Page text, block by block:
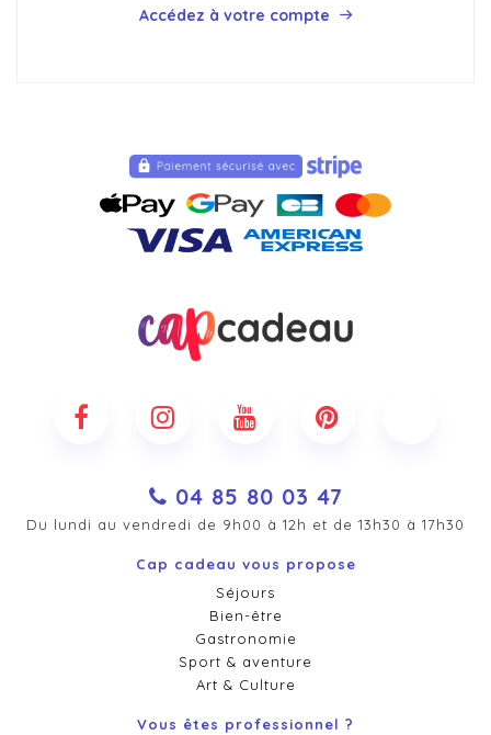
Accédez à votre compte
04 85 80 03 47
Du lundi au vendredi de 9h00 à 12h et de 13h30 à 17h30
Cap cadeau vous propose
Séjours
Bien-être
Gastronomie
Sport & aventure
Art & Culture
Vous êtes professionnel ?